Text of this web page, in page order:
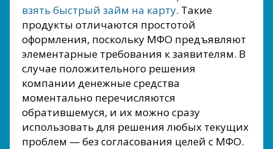
взять быстрый займ на карту. Такие
продукты отличаются простотой
оформления, поскольку МФО предъявляют
элементарные требования к заявителям. В
случае положительного решения
компании денежные средства
моментально перечисляются
обратившемуся, и их можно сразу
использовать для решения любых текущих
проблем — без согласования целей с МФО.